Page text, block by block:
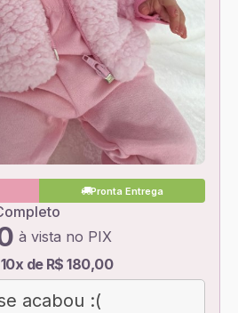
Pronta Entrega
à vista no PIX
10x de R$ 180,00
acabou :(